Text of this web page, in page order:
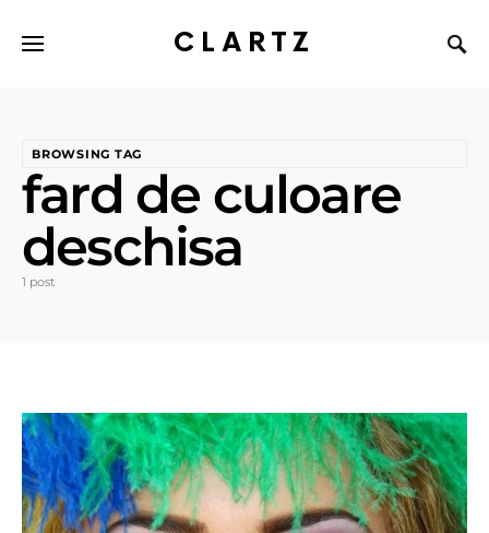
CLARTZ
BROWSING TAG
fard de culoare
deschisa
1 post